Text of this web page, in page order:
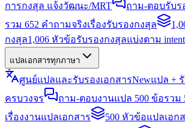
การกงสุล แจ้งวัฒนะ/MRT
ถาม-ตอบรับร
รวม 652 คำถามจริงเรื่องรับรองกงสุล
กงสุล1,006 หัวข้อรับรองกงสุลแบ่งตาม intent
แปลเอกสารทุกภาษา
ศูนย์แปลและรับรองเอกสารNewแปล +
ครบวงจร
ถาม-ตอบงานแปล 500 ข้อรวม
เรื่องงานแปลเอกสาร
500 หัวข้อแปลเอก